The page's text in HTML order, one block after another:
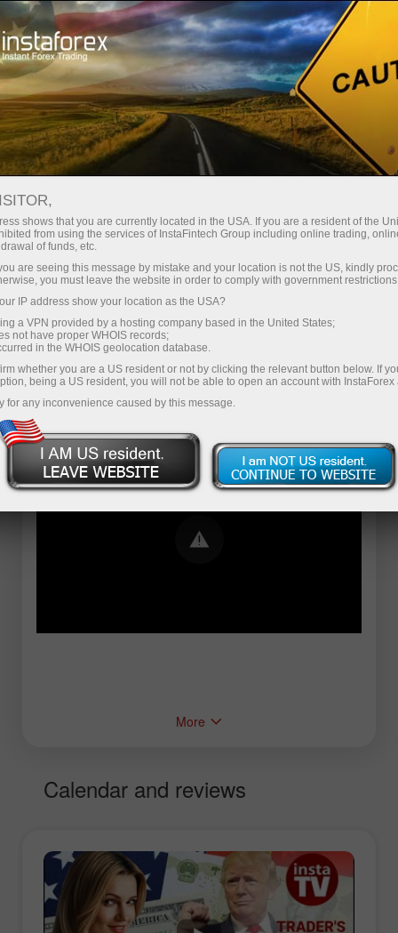
For Traders Forex Analytics
InstaForex TV
Forex TV News
Error loading YouTube: Video could not be
played
More
Calendar and reviews
shows that you are currently located in the USA. If you are a resident of the
from using the services of InstaFintech Group including online trading,
of funds, etc.
are seeing this message by mistake and your location is not the US, kindly
you must leave the website in order to comply with government
IP address show your location as the USA?
a VPN provided by a hosting company based in the United States;
not have proper WHOIS records;
in the WHOIS geolocation database.
whether you are a US resident or not by clicking the relevant button below. If
being a US resident, you will not be able to open an account with InstaForex
for any inconvenience caused by this message.